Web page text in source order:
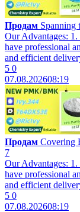
Продам Spanning
Our Advantages:
have professional
and efficient
5 0
07.08.202608:19
Продам Covering
7
Our Advantages:
have professional
and efficient
5 0
07.08.202608:19